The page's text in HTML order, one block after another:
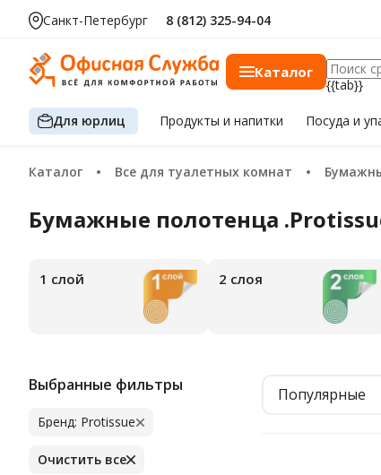
Санкт-Петербург 8 (812) 325-94-04
Каталог
{{tab}}
Для юрлиц Продуктыи напитки Посуда и
Каталог Все для туалетных комнат
Бумажные полотенца
1 слой 2 слоя
Выбранные фильтры
Бренд: Protissue
Очистить все
Популярные